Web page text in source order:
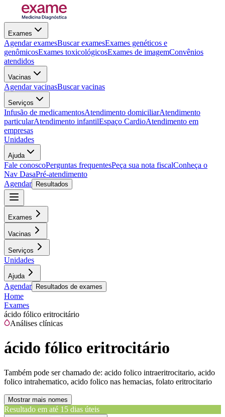
Exames
Agendar examesBuscar examesExames genéticos e
genômicosExames toxicológicosExames de imagemConvênios
atendidos
Vacinas
Agendar vacinasBuscar vacinas
Serviços
Infusão de medicamentosAtendimento domiciliarAtendimento
particularAtendimento infantilEspaço CardioAtendimento em
empresas
Unidades
Ajuda
Fale conoscoPerguntas frequentesPeça sua nota fiscalConheça o
Nav DasaPré-atendimento
Agendar
Resultados
Exames
Vacinas
Serviços
Unidades
Ajuda
Agendar Resultados de exames
Home
Exames
ácido fólico eritrocitário
Análises clínicas
ácido fólico eritrocitário
Também pode ser chamado de: acido folico intraeritrocitario, acido
folico intrahematico, acido folico nas hemacias, folato eritrocitario
Mostrar mais nomes
Resultado em até 15 dias úteis